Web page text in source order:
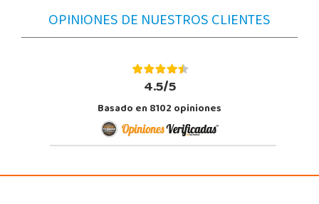
OPINIONES DE NUESTROS CLIENTES
4.5/5
Basado en 8102 opiniones